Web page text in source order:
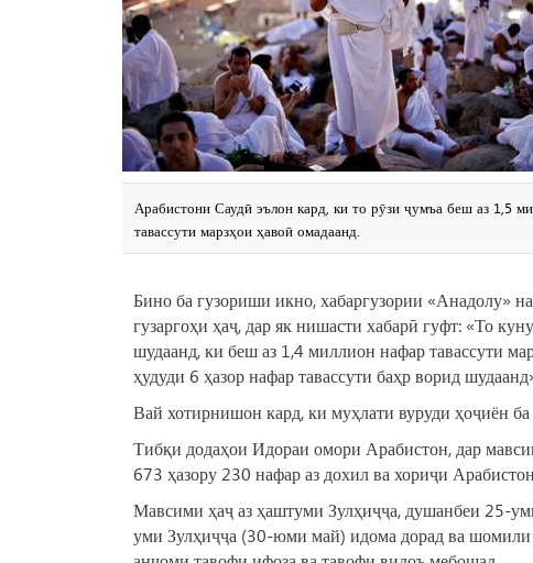
Арабистони Саудӣ эълон кард, ки то рӯзи ҷумъа беш аз 1,5
тавассути марзҳои ҳавоӣ омадаанд.
Бино ба гузориши икно, хабаргузории «Анадолу»
гузаргоҳи ҳаҷ, дар як нишасти хабарӣ гуфт: «То
шудаанд, ки беш аз 1,4 миллион нафар тавассути
ҳудуди 6 ҳазор нафар тавассути баҳр ворид
Вай хотирнишон кард, ки муҳлати вуруди ҳоҷиён
Тибқи додаҳои Идораи омори Арабистон, дар
673 ҳазору 230 нафар аз дохил ва хориҷи
Мавсими ҳаҷ аз ҳаштуми Зулҳиҷҷа, душанбеи 25-
уми Зулҳиҷҷа (30-юми май) идома дорад ва